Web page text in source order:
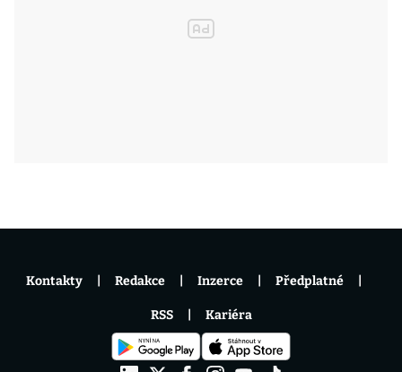
Kontakty Redakce Inzerce Předplatné
RSS Kariéra